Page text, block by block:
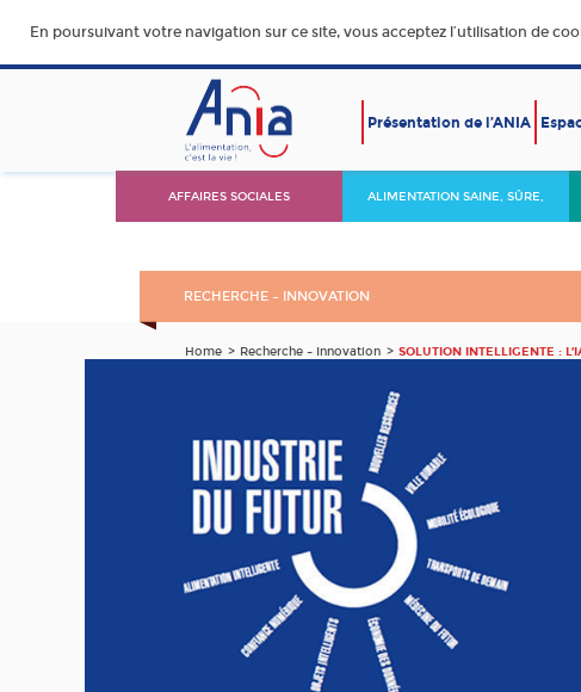
En poursuivant votre navigation sur ce site, vous acceptez l’utilisation de
Présentation de l’ANIA
AFFAIRES SOCIALES ALIMENTATION SAINE, SÛRE,
RECHERCHE – INNOVATION
Home Recherche – Innovation SOLUTION INTELLIGENTE :